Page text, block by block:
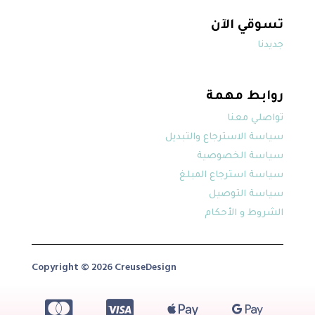
تسوقي الآن
جديدنا
روابط مهمة
تواصلي معنا
سياسة الاسترجاع والتبديل
سياسة الخصوصية
سياسة استرجاع المبلغ
سياسة التوصيل
الشروط و الأحكام
Copyright © 2026 CreuseDesign
   